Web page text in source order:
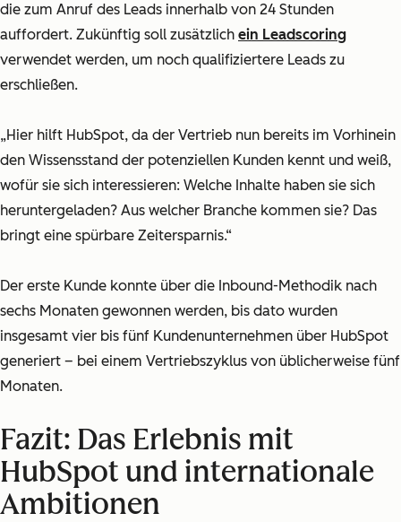
die zum Anruf des Leads innerhalb von 24 Stunden
auffordert. Zukünftig soll zusätzlich ein Leadscoring
verwendet werden, um noch qualifiziertere Leads zu
erschließen.
„Hier hilft HubSpot, da der Vertrieb nun bereits im Vorhinein
den Wissensstand der potenziellen Kunden kennt und weiß,
wofür sie sich interessieren: Welche Inhalte haben sie sich
heruntergeladen? Aus welcher Branche kommen sie? Das
bringt eine spürbare Zeitersparnis.“
Der erste Kunde konnte über die Inbound-Methodik nach
sechs Monaten gewonnen werden, bis dato wurden
insgesamt vier bis fünf Kundenunternehmen über HubSpot
generiert – bei einem Vertriebszyklus von üblicherweise fünf
Monaten.
Fazit: Das Erlebnis mit
HubSpot und internationale
Ambitionen